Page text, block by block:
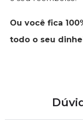
Ou você fica
todo o seu